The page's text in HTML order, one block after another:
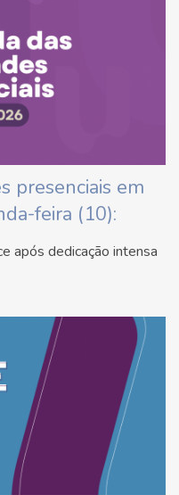
presenciais em
feira (10):
após dedicação intensa